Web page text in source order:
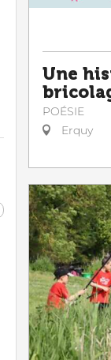
Une
POÉSIE
Erquy